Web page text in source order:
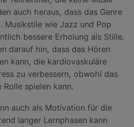
auch heraus, dass das Genre
Musikstile wie Jazz und Pop
bessere Erholung als Stille.
darauf hin, dass das Hören
kann, die kardiovaskuläre
zu verbessern, obwohl das
Rolle spielen kann.
auch als Motivation für die
langer Lernphasen kann